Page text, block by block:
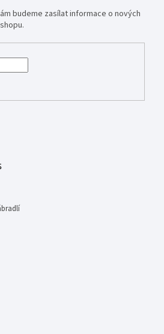
budeme zasílat informace o nových